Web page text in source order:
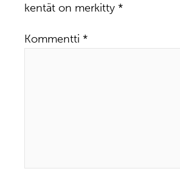
kentät on merkitty *
Kommentti *